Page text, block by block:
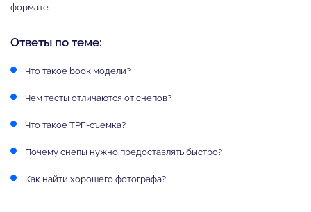
формате.
Ответы по теме:
Что такое book модели?
Чем тесты отличаются от снепов?
Что такое TPF-съемка?
Почему снепы нужно предоставлять быстро?
Как найти хорошего фотографа?